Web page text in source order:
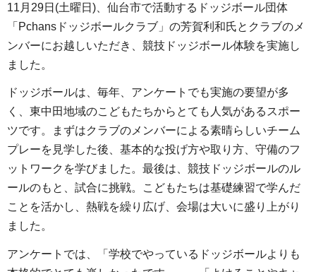
11月29日(土曜日)、仙台市で活動するドッジボール団体
「Pchansドッジボールクラブ」の芳賀利和氏とクラブのメ
ンバーにお越しいただき、競技ドッジボール体験を実施し
ました。
ドッジボールは、毎年、アンケートでも実施の要望が多
く、東中田地域のこどもたちからとても人気があるスポー
ツです。まずはクラブのメンバーによる素晴らしいチーム
プレーを見学した後、基本的な投げ方や取り方、守備のフ
ットワークを学びました。最後は、競技ドッジボールのル
ールのもと、試合に挑戦。こどもたちは基礎練習で学んだ
ことを活かし、熱戦を繰り広げ、会場は大いに盛り上がり
ました。
アンケートでは、「学校でやっているドッジボールよりも